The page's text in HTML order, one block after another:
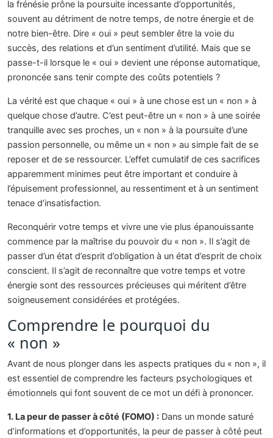
la frénésie prône la poursuite incessante d’opportunités,
souvent au détriment de notre temps, de notre énergie et de
notre bien-être. Dire « oui » peut sembler être la voie du
succès, des relations et d’un sentiment d’utilité. Mais que se
passe-t-il lorsque le « oui » devient une réponse automatique,
prononcée sans tenir compte des coûts potentiels ?
La vérité est que chaque « oui » à une chose est un « non » à
quelque chose d’autre. C’est peut-être un « non » à une soirée
tranquille avec ses proches, un « non » à la poursuite d’une
passion personnelle, ou même un « non » au simple fait de se
reposer et de se ressourcer. L’effet cumulatif de ces sacrifices
apparemment minimes peut être important et conduire à
l’épuisement professionnel, au ressentiment et à un sentiment
tenace d’insatisfaction.
Reconquérir votre temps et vivre une vie plus épanouissante
commence par la maîtrise du pouvoir du « non ». Il s’agit de
passer d’un état d’esprit d’obligation à un état d’esprit de choix
conscient. Il s’agit de reconnaître que votre temps et votre
énergie sont des ressources précieuses qui méritent d’être
soigneusement considérées et protégées.
Comprendre le pourquoi du
« non »
Avant de nous plonger dans les aspects pratiques du « non », il
est essentiel de comprendre les facteurs psychologiques et
émotionnels qui font souvent de ce mot un défi à prononcer.
1. La peur de passer à côté (FOMO) : Dans un monde saturé
d’informations et d’opportunités, la peur de passer à côté peut